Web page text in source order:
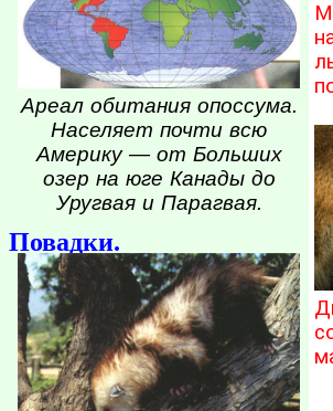
Ареал обитания опоссума.
Населяет почти всю
Америку — от Больших
озер на юге Канады до
Уругвая и Парагвая.
Повадки.